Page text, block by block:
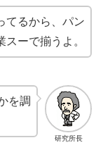
てるから、パン
ーで揃うよ。
研究所長
を調